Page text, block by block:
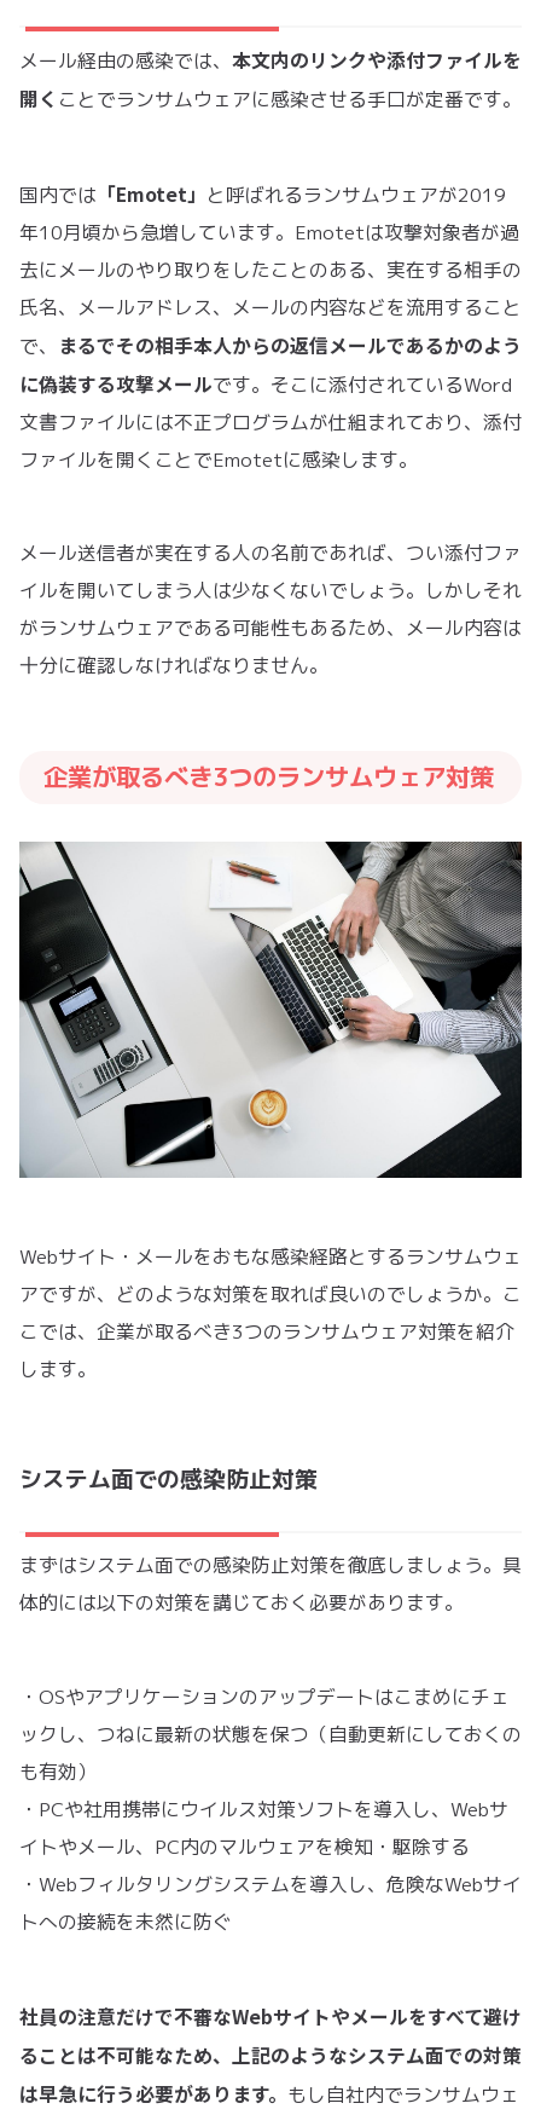
メール経由の感染では、 本文内のリンクや添付ファイルを
開く ことでランサムウェアに感染させる手口が定番です。
国内では 「Emotet」 と呼ばれるランサムウェアが2019
年10月頃から急増しています。Emotetは攻撃対象者が過
去にメールのやり取りをしたことのある、実在する相手の
氏名、メールアドレス、メールの内容などを流用すること
で、
まるでその相手本人からの返信メールであるかのよう
に偽装する攻撃メールです。そこに添付されているWord
文書ファイルには不正プログラムが仕組まれており、添付
ファイルを開くことでEmotetに感染します。
メール送信者が実在する人の名前であれば、つい添付ファ
イルを開いてしまう人は少なくないでしょう。しかしそれ
がランサムウェアである可能性もあるため、メール内容は
十分に確認しなければなりません。
企業が取るべき3つのランサムウェア対策
Webサイト・メールをおもな感染経路とするランサムウェ
アですが、どのような対策を取れば良いのでしょうか。こ
こでは、企業が取るべき3つのランサムウェア対策を紹介
します。
システム面での感染防止対策
まずはシステム面での感染防止対策を徹底しましょう。具
体的には以下の対策を講じておく必要があります。
・OSやアプリケーションのアップデートはこまめにチェ
ックし、つねに最新の状態を保つ（自動更新にしておくの
も有効）
・PCや社用携帯にウイルス対策ソフトを導入し、Webサ
イトやメール、PC内のマルウェアを検知・駆除する
・Webフィルタリングシステムを導入し、危険なWebサイ
トへの接続を未然に防ぐ
社員の注意だけで不審なWebサイトやメールをすべて避け
ることは不可能なため、上記のようなシステム面での対策
は早急に行う必要があります。 もし自社内でランサムウェ